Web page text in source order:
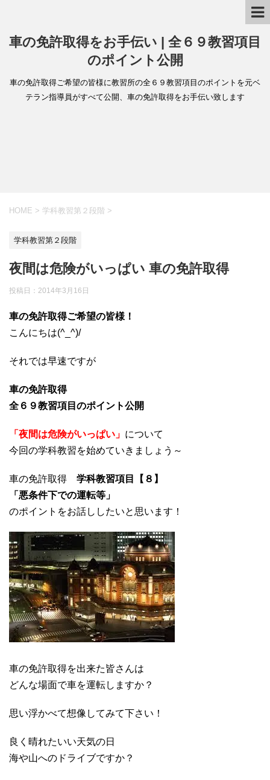
車の免許取得をお手伝い | 全６９教習項目
のポイント公開
車の免許取得ご希望の皆様に教習所の全６９教習項目のポイントを元ベ
テラン指導員がすべて公開、車の免許取得をお手伝い致します
HOME > 学科教習第２段階 >
学科教習第２段階
夜間は危険がいっぱい 車の免許取得
投稿日： 2014年3月16日
車の免許取得ご希望の皆様！
こんにちは(^_^)/
それでは早速ですが
車の免許取得
全６９教習項目のポイント公開
「夜間は危険がいっぱい」 について
今回の学科教習を始めていきましょう～
車の免許取得 学科教習項目【８】
「悪条件下での運転等」
のポイントをお話ししたいと思います！
車の免許取得を出来た皆さんは
どんな場面で車を運転しますか？
思い浮かべて想像してみて下さい！
良く晴れたいい天気の日
海や山へのドライブですか？